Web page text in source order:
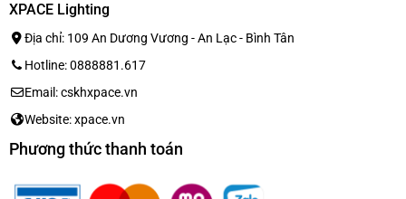
XPACE Lighting
Địa chỉ: 109 An Dương Vương - An Lạc - Bình Tân
Hotline: 0888881.617
Email: cskhxpace.vn
Website: xpace.vn
Phương thức thanh toán